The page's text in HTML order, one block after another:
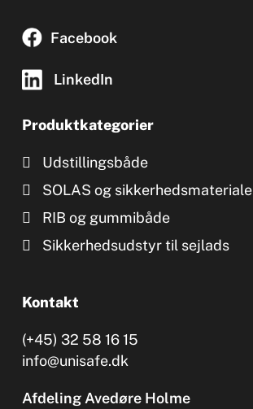
Facebook
LinkedIn
Produktkategorier
Udstillingsbåde
SOLAS og sikkerhedsmateriale
RIB og gummibåde
Sikkerhedsudstyr til sejlads
Kontakt
(+45) 32 58 16 15
info@unisafe.dk
Afdeling Avedøre Holme